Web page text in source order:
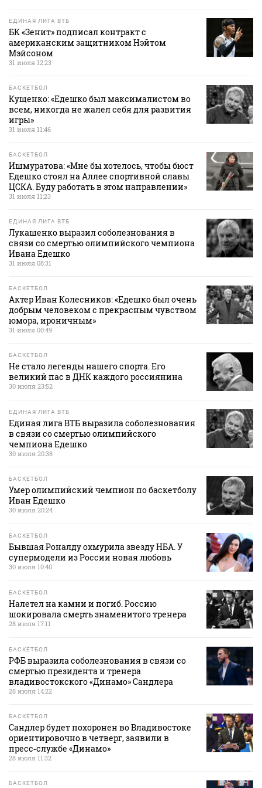
ЕДИНАЯ ЛИГА ВТБ
БК «Зенит» подписал контракт с
американским защитником Нэйтом
Мэйсоном
31 июля 12:23
БАСКЕТБОЛ
Кущенко: «Едешко был максималистом во
всем, никогда не жалел себя для развития
игры»
31 июля 11:46
БАСКЕТБОЛ
Ишмуратова: «Мне бы хотелось, чтобы бюст
Едешко стоял на Аллее спортивной славы
ЦСКА. Буду работать в этом направлении»
31 июля 11:23
ЕДИНАЯ ЛИГА ВТБ
Лукашенко выразил соболезнования в
связи со смертью олимпийского чемпиона
Ивана Едешко
31 июля 08:31
БАСКЕТБОЛ
Актер Иван Колесников: «Едешко был очень
добрым человеком с прекрасным чувством
юмора, ироничным»
31 июля 00:49
БАСКЕТБОЛ
Не стало легенды нашего спорта. Его
великий пас в ДНК каждого россиянина
30 июля 23:52
ЕДИНАЯ ЛИГА ВТБ
Единая лига ВТБ выразила соболезнования
в связи со смертью олимпийского
чемпиона Едешко
30 июля 20:38
БАСКЕТБОЛ
Умер олимпийский чемпион по баскетболу
Иван Едешко
30 июля 20:24
БАСКЕТБОЛ
Бывшая Роналду охмурила звезду НБА. У
супермодели из России новая любовь
30 июля 10:40
БАСКЕТБОЛ
Налетел на камни и погиб. Россию
шокировала смерть знаменитого тренера
28 июля 17:11
БАСКЕТБОЛ
РФБ выразила соболезнования в связи со
смертью президента и тренера
владивостокского «Динамо» Сандлера
28 июля 14:22
БАСКЕТБОЛ
Сандлер будет похоронен во Владивостоке
ориентировочно в четверг, заявили в
пресс‑службе «Динамо»
28 июля 11:32
БАСКЕТБОЛ